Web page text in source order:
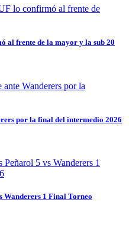
al frente de la mayor y la sub 20
por la final del intermedio 2026
Wanderers 1 Final Torneo